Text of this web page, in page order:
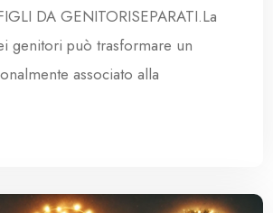
DA GENITORISEPARATI.La
genitori può trasformare un
associato alla